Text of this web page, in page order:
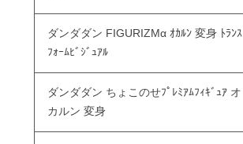
ダンダダン FIGURIZMα ｵｶﾙﾝ 変身 ﾄﾗﾝｽ
ﾌｫｰﾑﾋﾞｼﾞｭｱﾙ
ダンダダン ちょこのせﾌﾟﾚﾐｱﾑﾌｨｷﾞｭｱ オ
カルン 変身